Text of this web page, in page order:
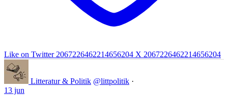
Like on Twitter 2067226462214656204 X 2067226462214656204
Litteratur & Politik @littpolitik ·
13 jun